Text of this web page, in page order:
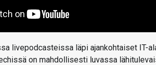
livepodcasteissa läpi ajankohtaiset IT-
on mahdollisesti luvassa